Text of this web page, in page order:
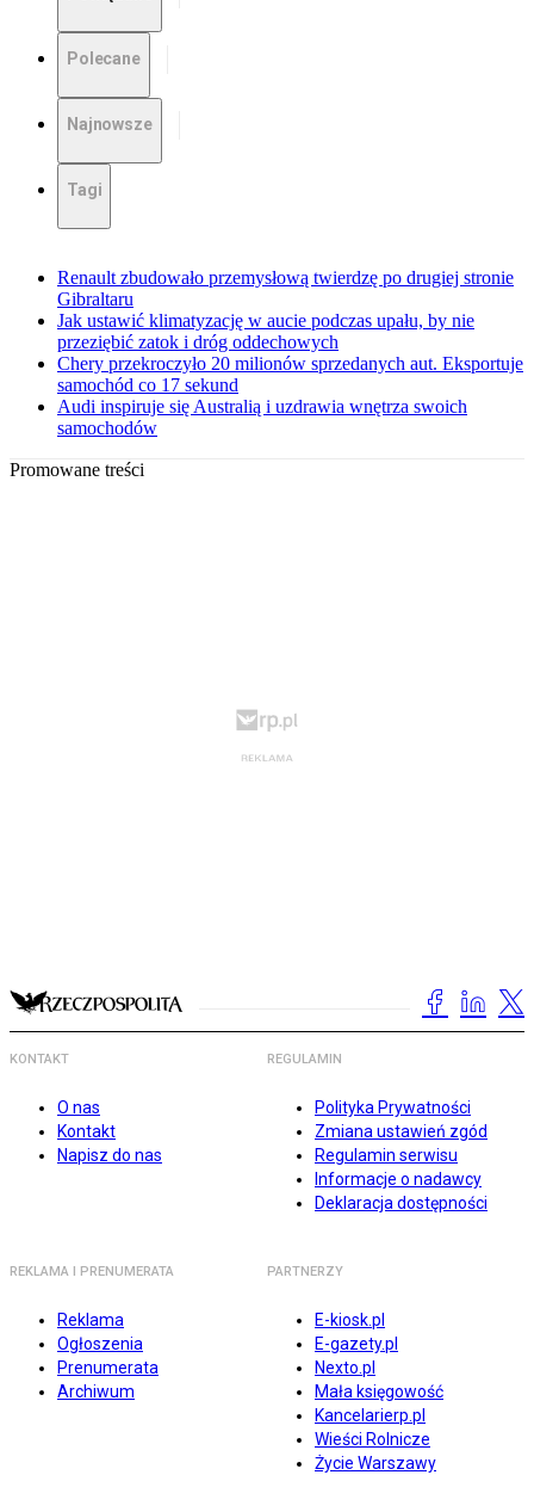
Polecane
Najnowsze
Tagi
Renault zbudowało przemysłową twierdzę po drugiej stronie
Gibraltaru
Jak ustawić klimatyzację w aucie podczas upału, by nie
przeziębić zatok i dróg oddechowych
Chery przekroczyło 20 milionów sprzedanych aut. Eksportuje
samochód co 17 sekund
Audi inspiruje się Australią i uzdrawia wnętrza swoich
samochodów
Promowane treści
KONTAKT
O nas
Kontakt
Napisz do nas
REGULAMIN
Polityka Prywatności
Zmiana ustawień zgód
Regulamin serwisu
Informacje o nadawcy
Deklaracja dostępności
REKLAMA I PRENUMERATA
Reklama
Ogłoszenia
Prenumerata
Archiwum
PARTNERZY
E-kiosk.pl
E-gazety.pl
Nexto.pl
Mała księgowość
Kancelarierp.pl
Wieści Rolnicze
Życie Warszawy